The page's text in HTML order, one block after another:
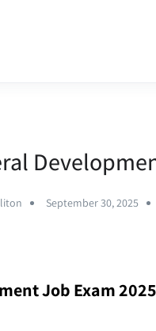
September 30, 2025
Job Exam